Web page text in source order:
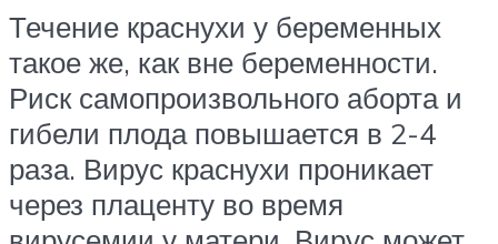
Течение краснухи у беременных
такое же, как вне беременности.
Риск самопроизвольного аборта и
гибели плода повышается в 2-4
раза. Вирус краснухи проникает
через плаценту во время